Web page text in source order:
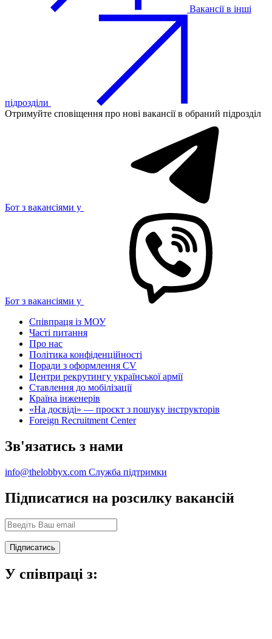
Вакансії в інші
підрозділи
Отримуйте сповіщення про нові вакансії в обраний підрозділ
Бот з вакансіями у
Бот з вакансіями у
Співпраця із МОУ
Часті питання
Про нас
Політика конфіденційності
Поради з оформлення CV
Центри рекрутингу української армії
Ставлення до мобілізації
Країна інженерів
«На досвіді» — проєкт з пошуку інструкторів
Foreign Recruitment Center
Зв'язатись з нами
info@thelobbyx.com Служба підтримки
Підписатися на розсилку вакансій
У співпраці з: